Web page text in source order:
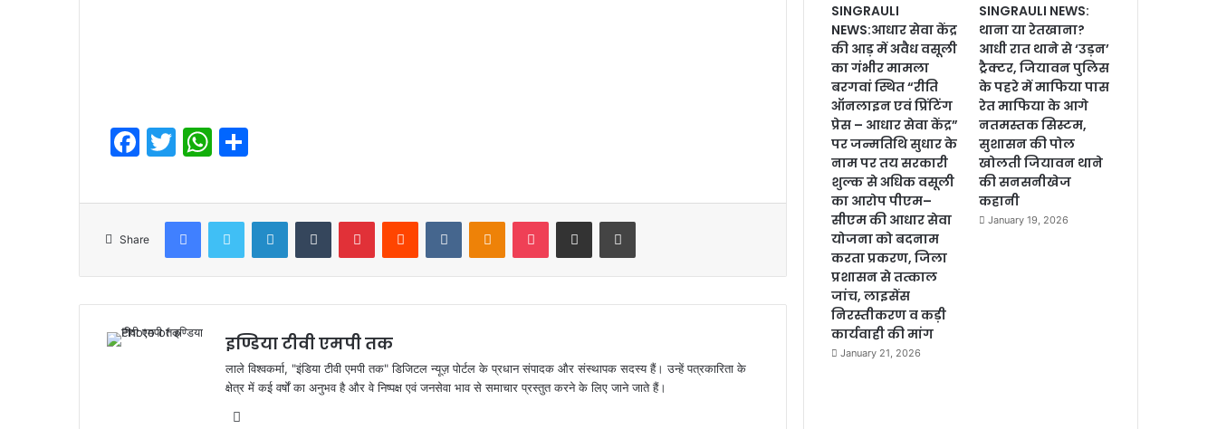
F
c
e
o
o
k
T
itt
er
W
at
s
A
p
p
ar
e
Share
FacebookTwitter LinkedInTumblr PinterestReddit VKontakteOdnoklassniki
Pocket Share via Email Print
इण्डिया टीवी एमपी तक
लाले विश्वकर्मा, "इंडिया टीवी एमपी तक" डिजिटल न्यूज़ पोर्टल के प्रधान संपादक और संस्थापक सदस्य हैं। उन्हें पत्रकारिता के
क्षेत्र में कई वर्षों का अनुभव है और वे निष्पक्ष एवं जनसेवा भाव से समाचार प्रस्तुत करने के लिए जाने जाते हैं।
SINGRAULI
NEWS:आधार सेवा केंद्र
की आड़ में अवैध वसूली
का गंभीर मामला
बरगवां स्थित “रीति
ऑनलाइन एवं प्रिंटिंग
प्रेस – आधार सेवा केंद्र”
पर जन्मतिथि सुधार के
नाम पर तय सरकारी
शुल्क से अधिक वसूली
का आरोप पीएम–
सीएम की आधार सेवा
योजना को बदनाम
करता प्रकरण, जिला
प्रशासन से तत्काल
जांच, लाइसेंस
निरस्तीकरण व कड़ी
कार्यवाही की मांग
January 21, 2026
SINGRAULI NEWS:
थाना या रेतखाना?
आधी रात थाने से ‘उड़न’
ट्रैक्टर, जियावन पुलिस
के पहरे में माफिया पास
रेत माफिया के आगे
नतमस्तक सिस्टम,
सुशासन की पोल
खोलती जियावन थाने
की सनसनीखेज
कहानी
January 19, 2026